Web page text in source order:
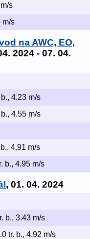
s
m/s
na AWC, EO,
2024 - 07. 04.
4.23 m/s
4.55 m/s
4.91 m/s
b., 4.95 m/s
, 01. 04. 2024
b., 3.43 m/s
tr. b., 4.92 m/s